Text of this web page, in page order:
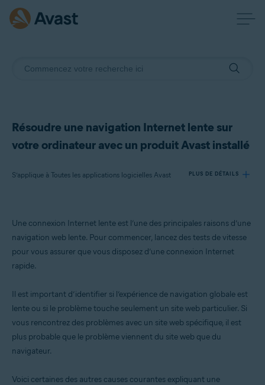
Résoudre une navigation Internet lente sur
votre ordinateur avec un produit Avast installé
S’applique à Toutes les applications logicielles Avast PLUS DE DÉTAILS
Toutes les applications logicielles Avast
Une connexion Internet lente est l’une des principales raisons d’une
navigation web lente. Pour commencer, lancez des tests de vitesse
pour vous assurer que vous disposez d’une connexion Internet
rapide.
Il est important d’identifier si l’expérience de navigation globale est
lente ou si le problème touche seulement un site web particulier. Si
vous rencontrez des problèmes avec un site web spécifique, il est
plus probable que le problème viennent du site web que du
navigateur.
Voici certaines des autres causes courantes expliquant une